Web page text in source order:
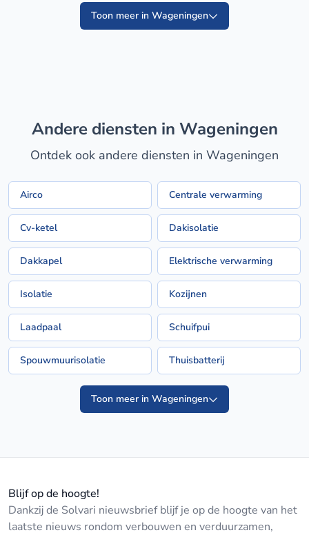
Toon meer in Wageningen
Andere diensten in Wageningen
Ontdek ook andere diensten in Wageningen
Airco Centrale verwarming
Cv-ketel Dakisolatie
Dakkapel Elektrische verwarming
Isolatie Kozijnen
Laadpaal Schuifpui
Spouwmuurisolatie Thuisbatterij
Toon meer in Wageningen
Blijf op de hoogte!
Dankzij de Solvari nieuwsbrief blijf je op de hoogte van het
laatste nieuws rondom verbouwen en verduurzamen,